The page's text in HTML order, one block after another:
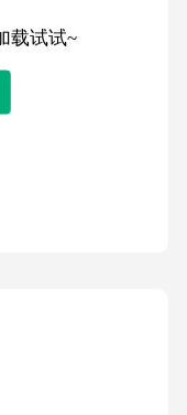
载试试~